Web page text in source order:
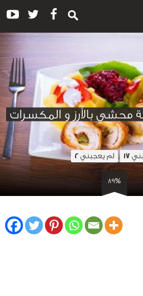
محشي بالأرز و المكسرات
17 لم يعجبني 2
89%